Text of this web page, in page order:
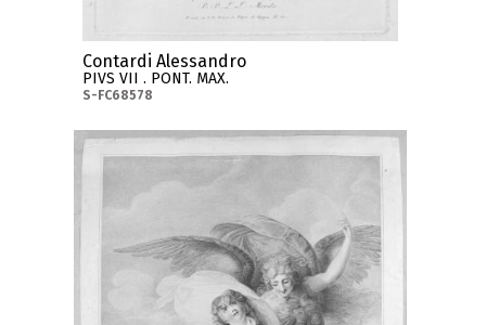
Contardi Alessandro
PIVS VII . PONT. MAX.
S-FC68578